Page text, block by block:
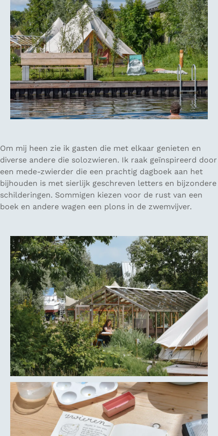
Om mij heen zie ik gasten die met elkaar genieten en
diverse andere die solozwieren. Ik raak geïnspireerd door
een mede-zwierder die een prachtig dagboek aan het
bijhouden is met sierlijk geschreven letters en bijzondere
schilderingen. Sommigen kiezen voor de rust van een
boek en andere wagen een plons in de zwemvijver.